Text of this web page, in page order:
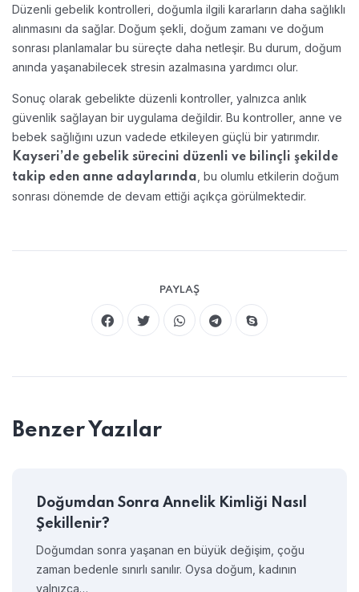
Düzenli gebelik kontrolleri, doğumla ilgili kararların daha sağlıklı
alınmasını da sağlar. Doğum şekli, doğum zamanı ve doğum
sonrası planlamalar bu süreçte daha netleşir. Bu durum, doğum
anında yaşanabilecek stresin azalmasına yardımcı olur.
Sonuç olarak gebelikte düzenli kontroller, yalnızca anlık
güvenlik sağlayan bir uygulama değildir. Bu kontroller, anne ve
bebek sağlığını uzun vadede etkileyen güçlü bir yatırımdır.
Kayseri’de gebelik sürecini düzenli ve bilinçli şekilde
takip eden anne adaylarında , bu olumlu etkilerin doğum
sonrası dönemde de devam ettiği açıkça görülmektedir.
PAYLAŞ
Benzer Yazılar
Doğumdan Sonra Annelik Kimliği Nasıl
Şekillenir?
Doğumdan sonra yaşanan en büyük değişim, çoğu
zaman bedenle sınırlı sanılır. Oysa doğum, kadının
yalnızca…